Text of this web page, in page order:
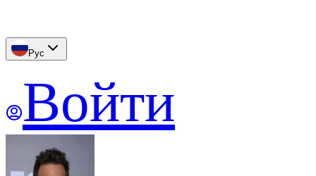
Рус
Войти